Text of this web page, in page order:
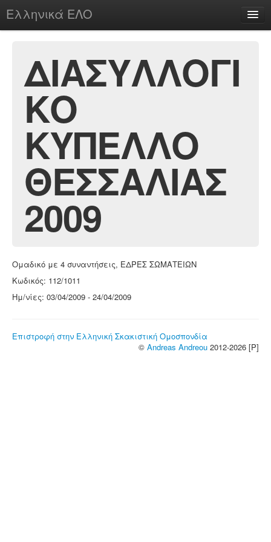
Ελληνικά ΕΛΟ
chesstu.be @ discord
Login
ΔΙΑΣΥΛΛΟΓΙ
ΚΟ
ΚΥΠΕΛΛΟ
ΘΕΣΣΑΛΙΑΣ
2009
Ομαδικό με 4 συναντήσεις, ΕΔΡΕΣ ΣΩΜΑΤΕΙΩΝ
Κωδικός: 112/1011
Ημ/νίες: 03/04/2009 - 24/04/2009
Επιστροφή στην Ελληνική Σκακιστική Ομοσπονδία
© Andreas Andreou 2012-2026 [P]